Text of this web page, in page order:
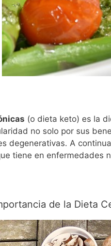
(o dieta keto) es la
no solo por sus
degenerativas. A
tiene en enfermedades
de la Dieta